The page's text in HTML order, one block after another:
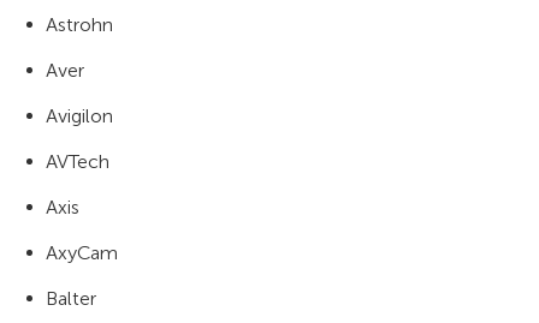
Astrohn
Aver
Avigilon
AVTech
Axis
AxyCam
Balter